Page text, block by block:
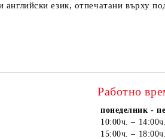
език, отпечатани върху
Работно
понеделник -
10:00ч. – 14:00ч.
15:00ч. – 18:00ч.